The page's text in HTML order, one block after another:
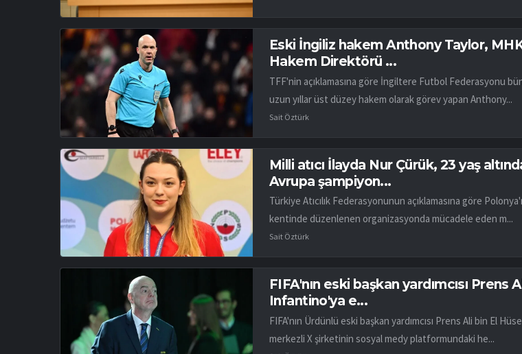
Eski İngiliz hakem Anthony Taylor,
Hakem Direktörü ...
TFF'nin açıklamasına göre İngiltere Futbol Federasyonu
uzun yıllar üst düzey hakem olarak görev yapan Anthony...
Sait Öztürk
Milli atıcı İlayda Nur Çürük, 23 yaş
Avrupa şampiyon...
Türkiye Atıcılık Federasyonunun açıklamasına göre
kentinde düzenlenen organizasyonda mücadele eden m...
Sait Öztürk
FIFA'nın eski başkan yardımcısı Prens
Infantino'ya e...
FIFA'nın Ürdünlü eski başkan yardımcısı Prens Ali bin El
merkezli X şirketinin sosyal medy platformundaki he...